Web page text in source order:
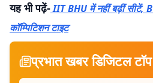
यह भी पढ़ें-IIT BHU में नहीं बढ़ीं सीटें,
कॉम्पिटिशन टाइट
प्रभात खबर डिजिटल टॉप